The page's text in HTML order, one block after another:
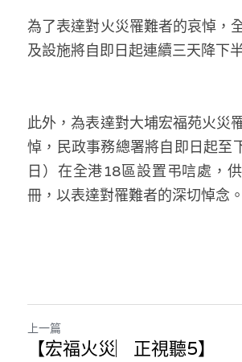
馮煒光專欄
大衛sir專欄
曾子晴 - 晴深直說
羅浚軒專欄
關於我們
為了表達對火災罹難者的哀悼，
及設施將自即日起連續三天降下
此外，為表達對大埔宏福苑火災
悼，民政事務總署將自即日起至
日）在全港18區設置弔唁處，
冊，以表達對罹難者的深切悼念。
上一篇
【宏福火災︳正視聽5】